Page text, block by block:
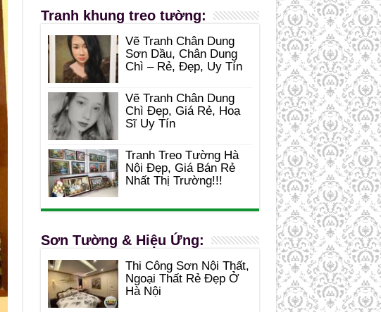
Tranh khung treo tường:
Vẽ Tranh Chân Dung
Sơn Dầu, Chân Dung
Chì – Rẻ, Đẹp, Uy Tín
Vẽ Tranh Chân Dung
Chì Đẹp, Giá Rẻ, Hoạ
Sĩ Uy Tín
Tranh Treo Tường Hà
Nội Đẹp, Giá Bán Rẻ
Nhất Thị Trường!!!
Sơn Tường & Hiệu Ứng:
Thi Công Sơn Nội Thất,
Ngoại Thất Rẻ Đẹp Ở
Hà Nội